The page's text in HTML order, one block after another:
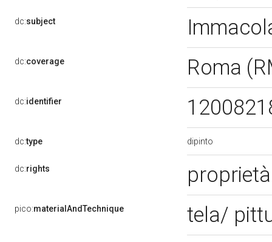
dc:subject
dc:coverage Roma
dc:identifier
dc:type dipinto
dc:rights
pico:materialAndTechnique tela/